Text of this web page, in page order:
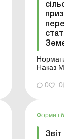
Наказ
0 0
Форми і